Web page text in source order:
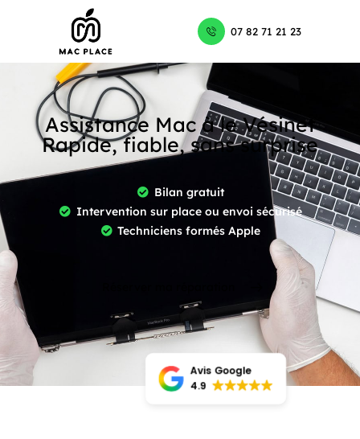
07 82 71 21 23
Assistance Mac à le Vésinet
Rapide, fiable, sans surprise
Bilan gratuit
Intervention sur place ou envoi sécurisé
Techniciens formés Apple
Avis Google
4.9